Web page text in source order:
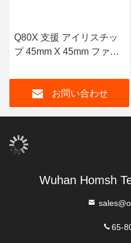
Q80X 支援 アイリスチッ
プ 45mm X 45mm ファゼ
ズム
お問い合わせ
Wuhan Homsh
65-